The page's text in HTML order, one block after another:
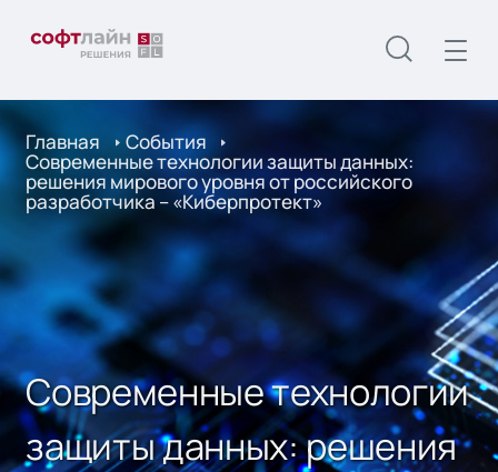
Главная События
Современные технологии защиты данных:
решения мирового уровня от российского
разработчика – «Киберпротект»
Современные технологии
защиты данных: решения